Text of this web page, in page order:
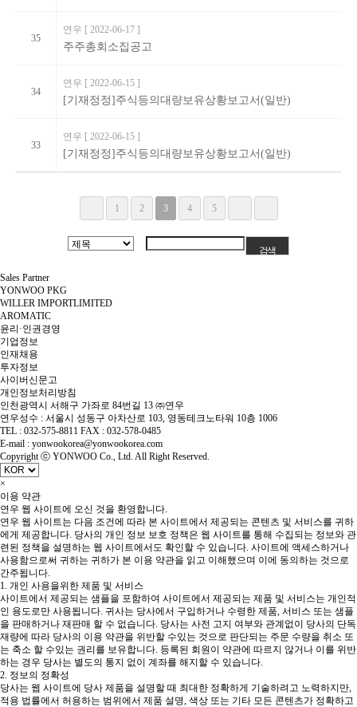
35
연우 [ 2022-06-17 ]
주주총회소집공고
34
연우 [ 2022-06-15 ]
[기재정정]주식등의대량보유상황보고서(일반)
33
연우 [ 2022-06-15 ]
[기재정정]주식등의대량보유상황보고서(일반)
1 2 3 4 5
Sales Partner
YONWOO PKG
WILLER IMPORTLIMITED
AROMATIC
윤리·인권경영
기업정보
인재채용
투자정보
사이버신문고
개인정보처리방침
인천광역시 서해구 가좌로 84번길 13 ㈜연우
연우성수 : 서울시 성동구 아차산로 103, 영동테크노타워 10층 1006
TEL : 032-575-8811 FAX : 032-578-0485
E-mail : yonwookorea@yonwookorea.com
Copyright ⓒ YONWOO Co., Ltd. All Right Reserved.
×
이용 약관
연우 웹 사이트에 오신 것을 환영합니다.
연우 웹 사이트는 다음 조건에 따라 본 사이트에서 제공되는 콘텐츠 및 서비스를 귀하
에게 제공합니다. 당사의 개인 정보 보호 정책은 웹 사이트를 통해 수집되는 정보와 관
련된 정책을 설명하는 웹 사이트에서도 확인할 수 있습니다. 사이트에 액세스하거나
사용함으로써 귀하는 귀하가 본 이용 약관을 읽고 이해했으며 이에 동의하는 것으로
간주됩니다.
1. 개인 사용을위한 제품 및 서비스
사이트에서 제공되는 샘플을 포함하여 사이트에서 제공되는 제품 및 서비스는 개인적
인 용도로만 사용됩니다. 귀사는 당사에서 구입하거나 수령한 제품, 서비스 또는 샘플
을 판매하거나 재판매 할 수 없습니다. 당사는 사전 고지 여부와 관계없이 당사의 단독
재량에 따라 당사의 이용 약관을 위반할 수있는 것으로 판단되는 주문 수량을 취소 또
는 축소 할 수있는 권리를 보유합니다. 등록된 회원이 약관에 따르지 않거나 이를 위반
하는 경우 당사는 별도의 통지 없이 계좌를 해지할 수 있습니다.
2. 정보의 정확성
당사는 웹 사이트에 당사 제품을 설명할 때 최대한 정확하게 기술하려고 노력하지만,
적용 법률에서 허용하는 범위에서 제품 설명, 색상 또는 기타 모든 콘텐츠가 정확하고